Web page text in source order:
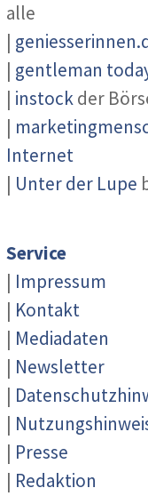
alle
|
| gentleman
| instockder
|
Internet
| Unter der Lupe
Service
| Impressum
| Kontakt
| Mediadaten
| Newsletter
|
|
| Presse
| Redaktion